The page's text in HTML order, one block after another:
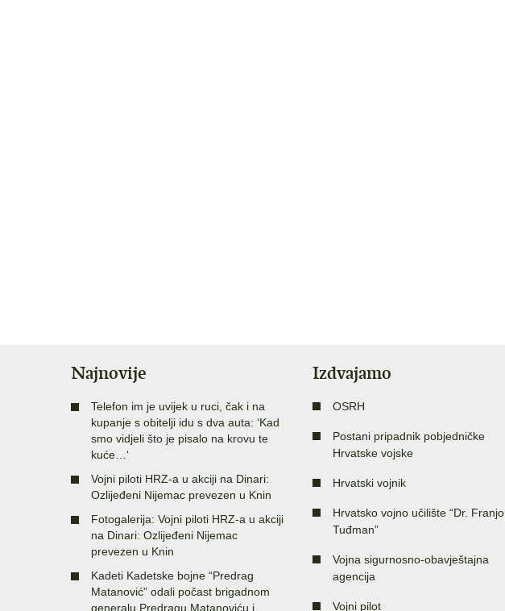
Najnovije
Telefon im je uvijek u ruci, čak i na
kupanje s obitelji idu s dva auta: ‘Kad
smo vidjeli što je pisalo na krovu te
kuće…‘
Vojni piloti HRZ-a u akciji na Dinari:
Ozlijeđeni Nijemac prevezen u Knin
Fotogalerija: Vojni piloti HRZ-a u akciji
na Dinari: Ozlijeđeni Nijemac
prevezen u Knin
Kadeti Kadetske bojne “Predrag
Matanović” odali počast brigadnom
generalu Predragu Matanoviću i
Izdvajamo
OSRH
Postani pripadnik pobjedničke
Hrvatske vojske
Hrvatski vojnik
Hrvatsko vojno učilište “Dr. Franjo
Tuđman”
Vojna sigurnosno-obavještajna
agencija
Vojni pilot